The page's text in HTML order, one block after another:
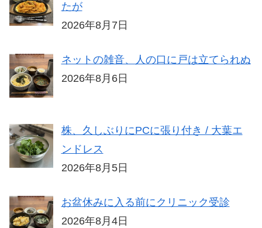
たが
2026年8月7日
ネットの雑音、人の口に戸は立てられぬ
2026年8月6日
株、久しぶりにPCに張り付き / 大葉エ
ンドレス
2026年8月5日
お盆休みに入る前にクリニック受診
2026年8月4日